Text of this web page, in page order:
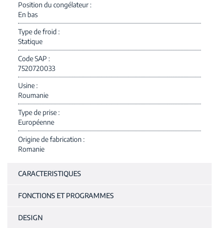
Position du congélateur
En bas
Type de froid
Statique
Code SAP
7520720033
Usine
Roumanie
Type de prise
Européenne
Origine de fabrication
Romanie
CARACTERISTIQUES
FONCTIONS ET PROGRAMMES
DESIGN